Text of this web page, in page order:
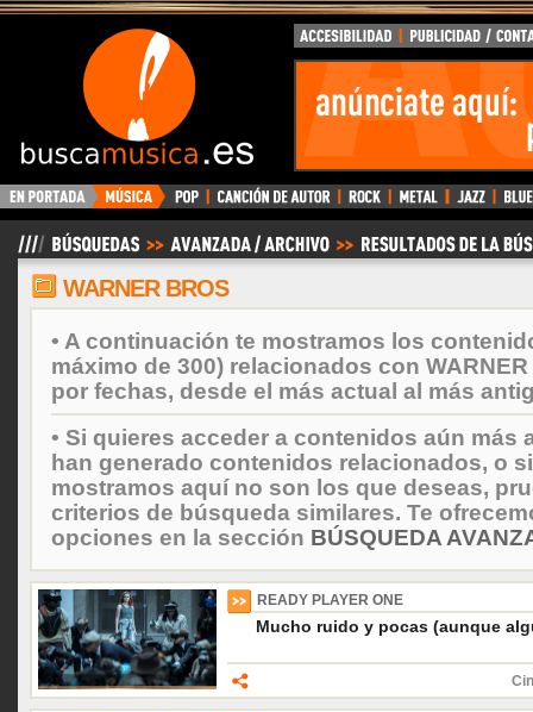
BuscaMusica.es
WARNER BROS
• A continuación te mostramos los
máximo de 300) relacionados con
por fechas, desde el más actual al más
• Si quieres acceder a contenidos aún más
han generado contenidos relacionados, o
mostramos aquí no son los que deseas,
criterios de búsqueda similares. Te
opciones en la sección BÚSQUEDA
READY PLAYER ONE
Mucho ruido y pocas (aunque